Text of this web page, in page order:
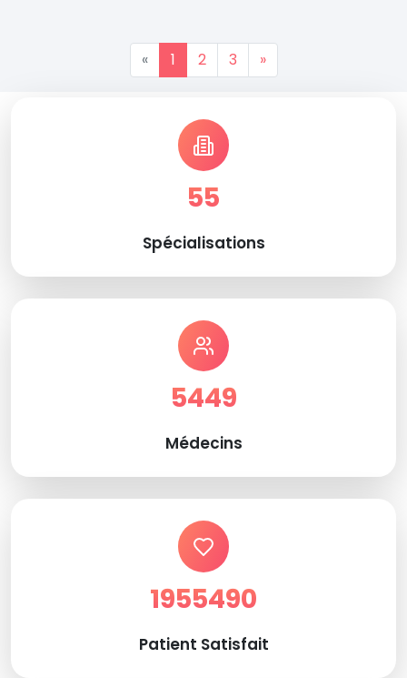
« 1 2 3 »
55
Spécialisations
5449
Médecins
1955490
Patient Satisfait